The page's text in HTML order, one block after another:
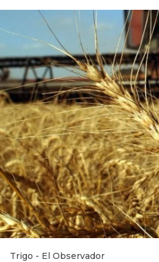
Trigo - El Observador